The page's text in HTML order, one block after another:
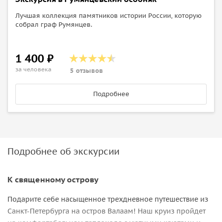
Лучшая коллекция памятников истории России, которую
собрал граф Румянцев.
1 400 ₽
за человека 5 отзывов
Подробнее
Подробнее об экскурсии
К священному острову
Подарите себе насыщенное трехдневное путешествие из
Санкт-Петербурга на остров Валаам! Наш круиз пройдет